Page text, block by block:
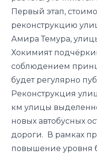
Первый этап,
реконструкцию
Амира Темура,
Хокимият
соблюдением
будет регулярно
Реконструкция
км улицы
новых автобусных
дороги. В рамках
повышение уровня